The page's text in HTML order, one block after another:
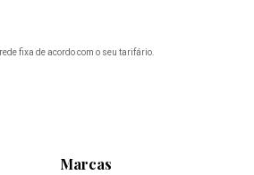
fixa de acordo com o seu tarifário.
Marcas